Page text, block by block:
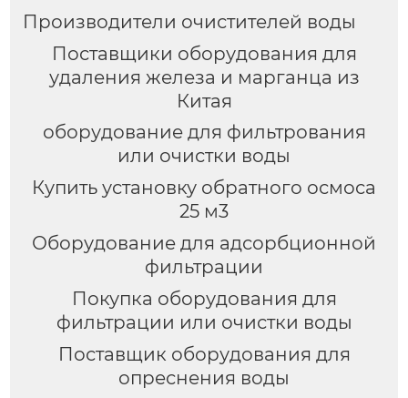
Производители очистителей воды
Поставщики оборудования для
удаления железа и марганца из
Китая
оборудование для фильтрования
или очистки воды
Купить установку обратного осмоса
25 м3
Оборудование для адсорбционной
фильтрации
Покупка оборудования для
фильтрации или очистки воды
Поставщик оборудования для
опреснения воды